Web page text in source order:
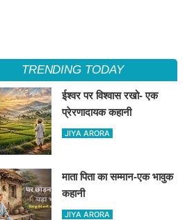
TRENDING TODAY
ईश्वर पर विश्वास रखो- एक
प्रेरणादायक कहानी
JIYA ARORA
माता पिता का सम्मान-एक भावुक
कहानी
JIYA ARORA